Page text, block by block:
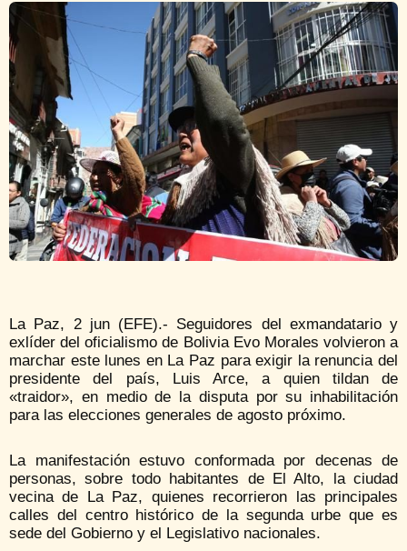
La Paz, 2 jun (EFE).- Seguidores del exmandatario y
exlíder del oficialismo de Bolivia Evo Morales volvieron a
marchar este lunes en La Paz para exigir la renuncia del
presidente del país, Luis Arce, a quien tildan de
«traidor», en medio de la disputa por su inhabilitación
para las elecciones generales de agosto próximo.
La manifestación estuvo conformada por decenas de
personas, sobre todo habitantes de El Alto, la ciudad
vecina de La Paz, quienes recorrieron las principales
calles del centro histórico de la segunda urbe que es
sede del Gobierno y el Legislativo nacionales.